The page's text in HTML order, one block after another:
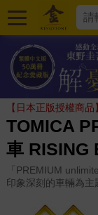
【日本正版授權商品】
TOMICA
車 RISING
「PREMIUM
印象深刻的車輛為